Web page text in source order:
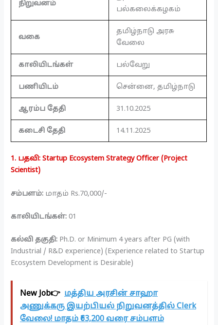
நிறுவனம்
பல்கலைக்கழகம்
வகை
தமிழ்நாடு அரசு
வேலை
காலியிடங்கள் பல்வேறு
பணியிடம் சென்னை, தமிழ்நாடு
ஆரம்ப தேதி 31.10.2025
கடைசி தேதி 14.11.2025
1. பதவி: Startup Ecosystem Strategy Officer (Project
Scientist)
சம்பளம்: மாதம் Rs.70,000/-
காலியிடங்கள்: 01
கல்வி தகுதி: Ph.D. or Minimum 4 years after PG (with
Industrial / R&D experience) (Experience related to Startup
Ecosystem Development is Desirable)
New Job👉 மத்திய அரசின் சாஹா
அணுக்கரு இயற்பியல் நிறுவனத்தில் Clerk
வேலை! மாதம் ₹63,200 வரை சம்பளம்